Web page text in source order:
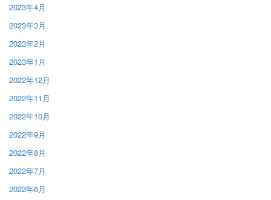
2023年4月
2023年3月
2023年2月
2023年1月
2022年12月
2022年11月
2022年10月
2022年9月
2022年8月
2022年7月
2022年6月